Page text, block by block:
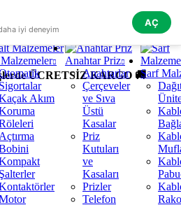
iyi deneyim
AÇ
content
Sigortalar
Akım
Açtırma
Şalterler
Anahtar Priz
Anahtarlar
Çerçeveler
ve Sıva
Üstü
Kasalar
Priz
Kutuları
ve
Kasaları
Prizler
Telefon
Sarf
ÜCRETSİZ KARGO 🚚